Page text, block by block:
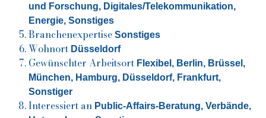
und Forschung, Digitales/Telekommunikation,
Energie, Sonstiges
Branchenexpertise Sonstiges
Wohnort Düsseldorf
Gewünschter Arbeitsort Flexibel, Berlin, Brüssel,
München, Hamburg, Düsseldorf, Frankfurt,
Sonstiger
Interessiert an Public-Affairs-Beratung, Verbände,